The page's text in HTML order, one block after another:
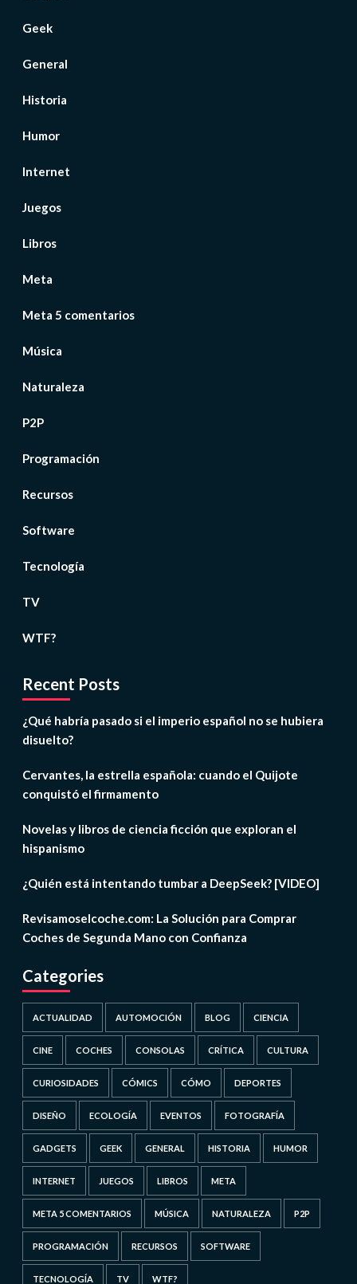
Geek
General
Historia
Humor
Internet
Juegos
Libros
Meta
Meta 5 comentarios
Música
Naturaleza
P2P
Programación
Recursos
Software
Tecnología
TV
WTF?
Recent Posts
¿Qué habría pasado si el imperio español no se hubiera
disuelto?
Cervantes, la estrella española: cuando el Quijote
conquistó el firmamento
Novelas y libros de ciencia ficción que exploran el
hispanismo
¿Quién está intentando tumbar a DeepSeek? [VIDEO]
Revisamoselcoche.com: La Solución para Comprar
Coches de Segunda Mano con Confianza
Categories
ACTUALIDAD AUTOMOCIÓN BLOG CIENCIA
CINE COCHES CONSOLAS CRÍTICA CULTURA
CURIOSIDADES CÓMICS CÓMO DEPORTES
DISEÑO ECOLOGÍA EVENTOS FOTOGRAFÍA
GADGETS GEEK GENERAL HISTORIA HUMOR
INTERNET JUEGOS LIBROS META
META 5 COMENTARIOS MÚSICA NATURALEZA P2P
PROGRAMACIÓN RECURSOS SOFTWARE
TECNOLOGÍA TV WTF?